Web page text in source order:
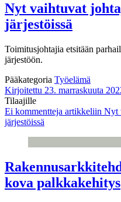
Nyt vaihtuvat
järjestöissä
Toimitusjohtajia etsitään
järjestöön.
Pääkategoria Työelämä
Kirjoitettu 23. marraskuuta
Tilaajille
Ei kommentteja artikkeliin Nyt
järjestöissä
kova palkkakehitys